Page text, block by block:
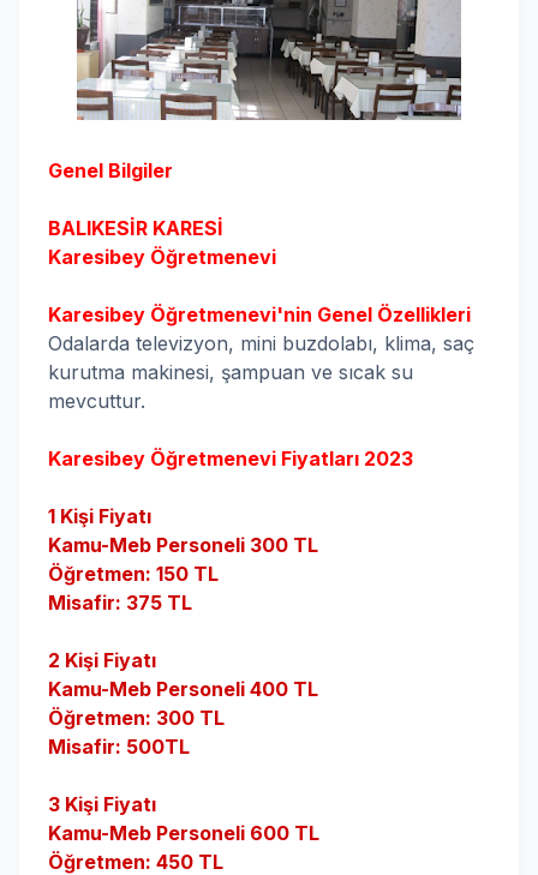
Genel Bilgiler
BALIKESİR KARESİ
Karesibey Öğretmenevi
Karesibey Öğretmenevi'nin Genel Özellikleri
Odalarda televizyon, mini buzdolabı, klima, saç
kurutma makinesi, şampuan ve sıcak su
mevcuttur.
Karesibey Öğretmenevi Fiyatları 2023
1 Kişi Fiyatı
Kamu-Meb Personeli 300 TL
Öğretmen: 150 TL
Misafir: 375 TL
2 Kişi Fiyatı
Kamu-Meb Personeli 400 TL
Öğretmen: 300 TL
Misafir: 500TL
3 Kişi Fiyatı
Kamu-Meb Personeli 600 TL
Öğretmen: 450 TL